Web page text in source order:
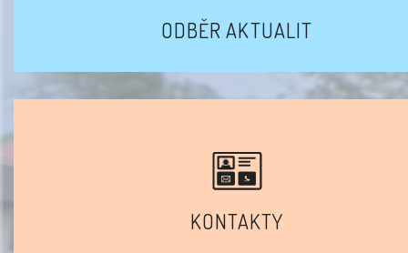
ODBĚR AKTUALIT
KONTAKTY